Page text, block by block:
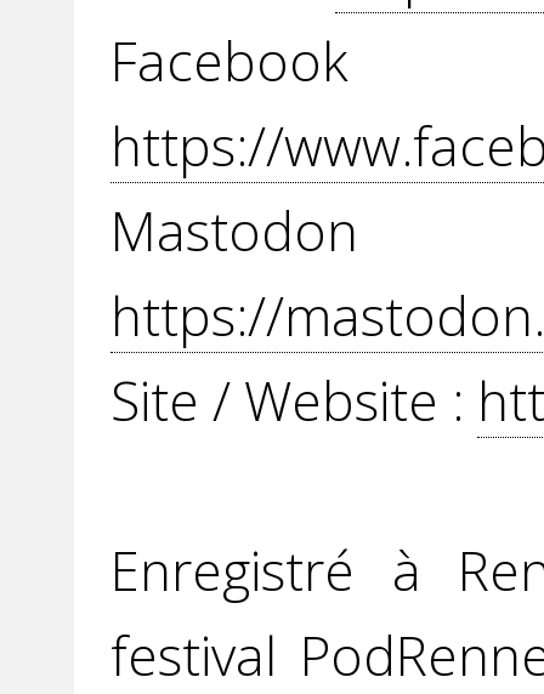
https://
https://
Site / Website :
Enregistré à
festival